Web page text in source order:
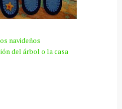
navideños
delárbol o la casa